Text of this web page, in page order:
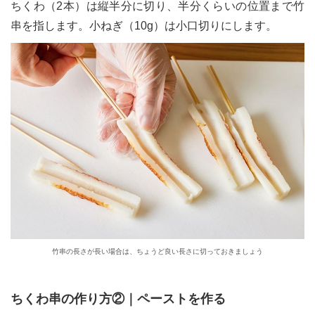
ちくわ（2本）は縦半分に切り、半分くらいの位置まで竹
串を指します。小ねぎ（10g）は小口切りにします。
竹串の長さが長い場合は、ちょうど良い長さに切っておきましょう
ちくわ串の作り方②｜ペーストを作る